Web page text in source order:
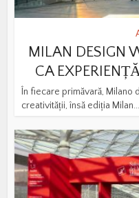
MILAN DESIGN
CA
În fiecare primăvară, Milano
creativității, însă ediția Milan...